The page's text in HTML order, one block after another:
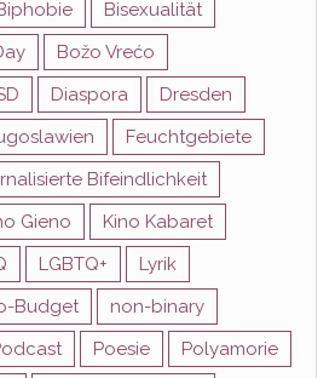
Bisexualität
Božo Vrećo
Diaspora
Dresden
Feuchtgebiete
Bifeindlichkeit
Gieno
Kino Kabaret
LGBTQ+
Lyrik
Budget
non-binary
Poesie
Polyamorie